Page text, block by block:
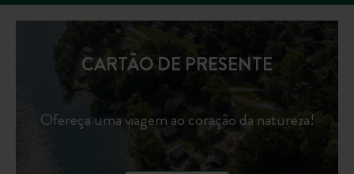
CARTÃO DE PRESENTE
Ofereça uma viagem ao coração da natureza!